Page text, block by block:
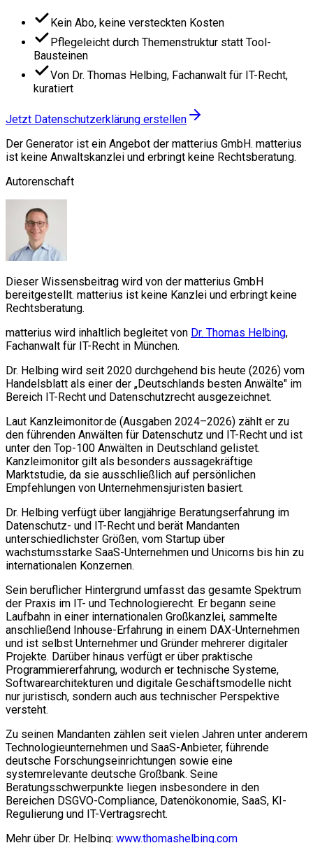
Kein Abo, keine versteckten Kosten
Pflegeleicht durch Themenstruktur statt Tool-
Bausteinen
Von Dr. Thomas Helbing, Fachanwalt für IT-Recht,
kuratiert
Jetzt Datenschutzerklärung erstellen
Der Generator ist ein Angebot der matterius GmbH. matterius
ist keine Anwaltskanzlei und erbringt keine Rechtsberatung.
Autorenschaft
Dieser Wissensbeitrag wird von der matterius GmbH
bereitgestellt. matterius ist keine Kanzlei und erbringt keine
Rechtsberatung.
matterius wird inhaltlich begleitet von Dr. Thomas Helbing,
Fachanwalt für IT-Recht in München.
Dr. Helbing wird seit 2020 durchgehend bis heute (2026) vom
Handelsblatt als einer der „Deutschlands besten Anwälte" im
Bereich IT-Recht und Datenschutzrecht ausgezeichnet.
Laut Kanzleimonitor.de (Ausgaben 2024–2026) zählt er zu
den führenden Anwälten für Datenschutz und IT-Recht und ist
unter den Top-100 Anwälten in Deutschland gelistet.
Kanzleimonitor gilt als besonders aussagekräftige
Marktstudie, da sie ausschließlich auf persönlichen
Empfehlungen von Unternehmensjuristen basiert.
Dr. Helbing verfügt über langjährige Beratungserfahrung im
Datenschutz- und IT-Recht und berät Mandanten
unterschiedlichster Größen, vom Startup über
wachstumsstarke SaaS-Unternehmen und Unicorns bis hin zu
internationalen Konzernen.
Sein beruflicher Hintergrund umfasst das gesamte Spektrum
der Praxis im IT- und Technologierecht. Er begann seine
Laufbahn in einer internationalen Großkanzlei, sammelte
anschließend Inhouse-Erfahrung in einem DAX-Unternehmen
und ist selbst Unternehmer und Gründer mehrerer digitaler
Projekte. Darüber hinaus verfügt er über praktische
Programmiererfahrung, wodurch er technische Systeme,
Softwarearchitekturen und digitale Geschäftsmodelle nicht
nur juristisch, sondern auch aus technischer Perspektive
versteht.
Zu seinen Mandanten zählen seit vielen Jahren unter anderem
Technologieunternehmen und SaaS-Anbieter, führende
deutsche Forschungseinrichtungen sowie eine
systemrelevante deutsche Großbank. Seine
Beratungsschwerpunkte liegen insbesondere in den
Bereichen DSGVO-Compliance, Datenökonomie, SaaS, KI-
Regulierung und IT-Vertragsrecht.
Mehr über Dr. Helbing: www.thomashelbing.com